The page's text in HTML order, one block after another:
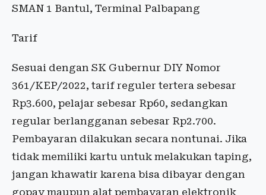
SMAN 1 Bantul, Terminal Palbapang
Tarif
Sesuai dengan SK Gubernur DIY Nomor
361/KEP/2022, tarif reguler tertera sebesar
Rp3.600, pelajar sebesar Rp60, sedangkan
regular berlangganan sebesar Rp2.700.
Pembayaran dilakukan secara nontunai. Jika
tidak memiliki kartu untuk melakukan taping,
jangan khawatir karena bisa dibayar dengan
gopay maupun alat pembayaran elektronik